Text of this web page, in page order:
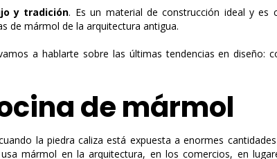
y tradición. Es un material de construcción ideal y es
de mármol de la arquitectura antigua.
a hablarte sobre las últimas tendencias en diseño:
de mármol
la piedra caliza está expuesta a enormes
mármol en la arquitectura, en los comercios, en